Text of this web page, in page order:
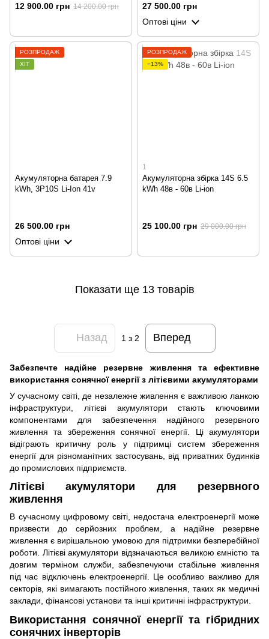
12 900.00 грн 14 200.00 грн
27 500.00 грн
Оптові ціни
РОЗПРОДАЖ
ХІТ
Акумуляторна батарея 7.9
kWh, 3P10S Li-Ion 41v
26 500.00 грн
Оптові ціни
РОЗПРОДАЖ
−13%
1
Акумуляторна збірка 14S 6.5
kWh 48в - 60в Li-ion
25 100.00 грн 29 000.00 грн
Показати ще 13 товарів
Назад 1 з 2 Вперед
Забезпечте надійне резервне живлення та ефективне
використання сонячної енергії з літієвими акумуляторами
У сучасному світі, де незалежне живлення є важливою ланкою
інфраструктури, літієві акумулятори стають ключовими
компонентами для забезпечення надійного резервного
живлення та збереження сонячної енергії. Ці акумулятори
відіграють критичну роль у підтримці систем збереження
енергії для різноманітних застосувань, від приватних будинків
до промислових підприємств.
Літієві акумулятори для резервного
живлення
В сучасному цифровому світі, недостача електроенергії може
призвести до серйозних проблем, а надійне резервне
живлення є вирішальною умовою для підтримки безперебійної
роботи. Літієві акумулятори відзначаються великою ємністю та
довгим терміном служби, забезпечуючи стабільне живлення
під час відключень електроенергії. Це особливо важливо для
секторів, які вимагають постійного живлення, таких як медичні
заклади, фінансові установи та інші критичні інфраструктури.
Використання сонячної енергії та гібридних
сонячних інверторів